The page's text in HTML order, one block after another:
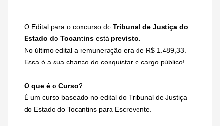
O Edital para o concurso do Tribunal de Justiça do
Estado do Tocantins está previsto.
No último edital a remuneração era de R$ 1.489,33.
Essa é a sua chance de conquistar o cargo público!
O que é o Curso?
É um curso baseado no edital do Tribunal de Justiça
do Estado do Tocantins para Escrevente.